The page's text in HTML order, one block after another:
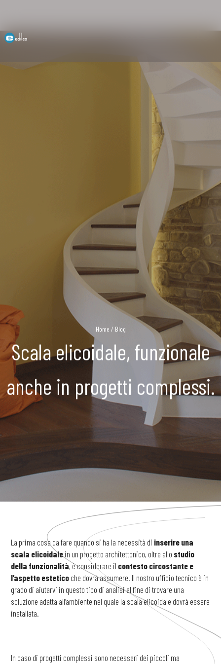
Home / Blog
Scala elicoidale, funzionale
anche in progetti complessi.
La prima cosa da fare quando si ha la necessità di inserire una
scala elicoidalein un progetto architettonico, oltre allo studio
della funzionalità, è considerare il contesto circostante e
l’aspetto estetico che dovrà assumere. Il nostro ufficio tecnico è in
grado di aiutarvi in questo tipo di analisi al fine di trovare una
soluzione adatta all’ambiente nel quale la scala elicoidale dovrà essere
installata.
In caso di progetti complessi sono necessari dei piccoli ma